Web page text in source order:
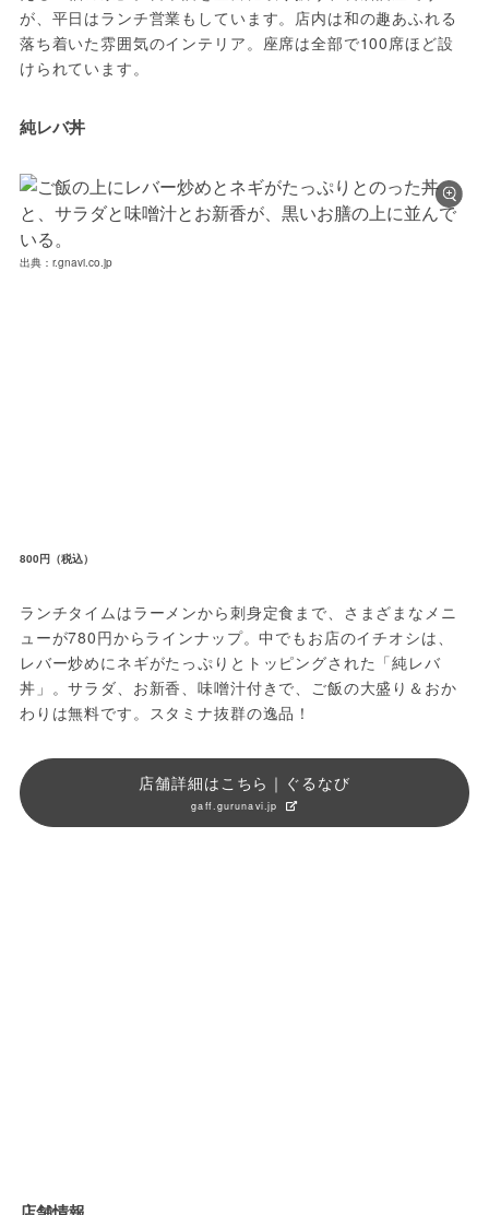
が、平日はランチ営業もしています。店内は和の趣あふれる
落ち着いた雰囲気のインテリア。座席は全部で100席ほど設
けられています。
純レバ丼
出典：r.gnavi.co.jp
800円（税込）
ランチタイムはラーメンから刺身定食まで、さまざまなメニ
ューが780円からラインナップ。中でもお店のイチオシは、
レバー炒めにネギがたっぷりとトッピングされた「純レバ
丼」。サラダ、お新香、味噌汁付きで、ご飯の大盛り＆おか
わりは無料です。スタミナ抜群の逸品！
店舗詳細はこちら｜ぐるなび
gaff.gurunavi.jp